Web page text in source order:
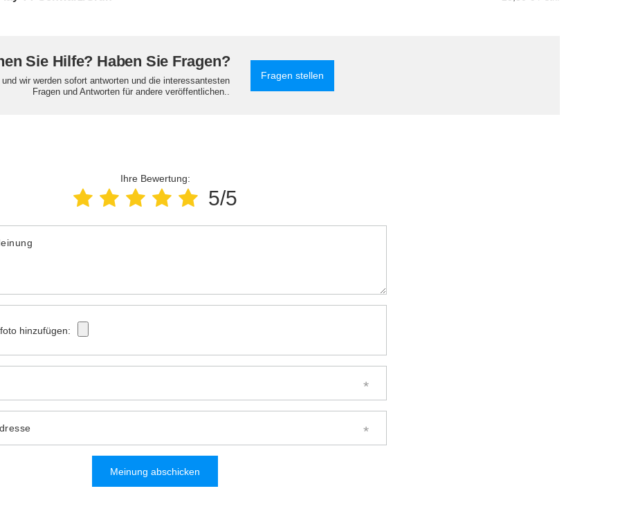
Sie Hilfe? Haben Sie Fragen?
wir werden sofort antworten und die interessantesten
Fragen und Antworten für andere veröffentlichen..
Fragen stellen
Ihre Bewertung:
5/5
hinzufügen:
Meinung abschicken